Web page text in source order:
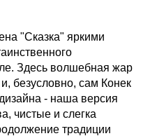
"Сказка" яркими
Здесь волшебная жар
безусловно, сам Конек
- наша версия
чистые и слегка
традиции